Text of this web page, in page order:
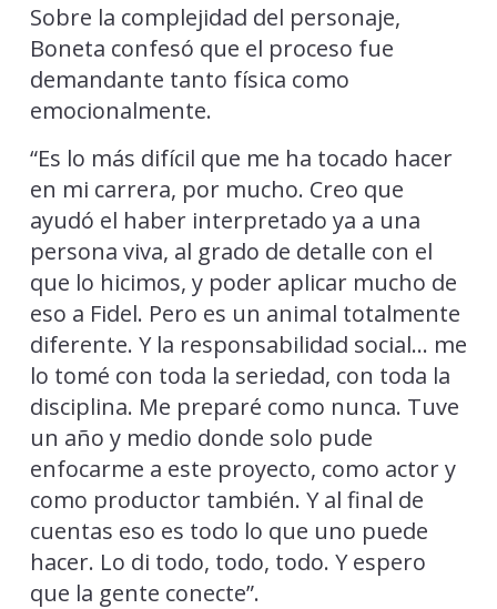
Sobre la complejidad del personaje,
Boneta confesó que el proceso fue
demandante tanto física como
emocionalmente.
“Es lo más difícil que me ha tocado hacer
en mi carrera, por mucho. Creo que
ayudó el haber interpretado ya a una
persona viva, al grado de detalle con el
que lo hicimos, y poder aplicar mucho de
eso a Fidel. Pero es un animal totalmente
diferente. Y la responsabilidad social… me
lo tomé con toda la seriedad, con toda la
disciplina. Me preparé como nunca. Tuve
un año y medio donde solo pude
enfocarme a este proyecto, como actor y
como productor también. Y al final de
cuentas eso es todo lo que uno puede
hacer. Lo di todo, todo, todo. Y espero
que la gente conecte”.